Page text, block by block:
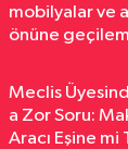
mobilyalar ve
önüne
Meclis
a Zor Soru:
Aracı Eşine mi